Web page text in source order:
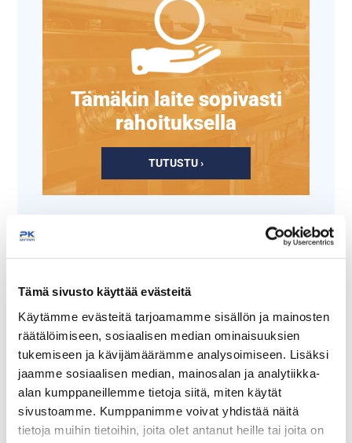
Tämä sivusto käyttää evästeitä
Käytämme evästeitä tarjoamamme sisällön ja mainosten
räätälöimiseen, sosiaalisen median ominaisuuksien
tukemiseen ja kävijämäärämme analysoimiseen. Lisäksi
jaamme sosiaalisen median, mainosalan ja analytiikka-
alan kumppaneillemme tietoja siitä, miten käytät
sivustoamme. Kumppanimme voivat yhdistää näitä
tietoja muihin tietoihin, joita olet antanut heille tai joita on
Tämäkin laite sopivasti
rahoituksella
TUTUSTU ›
Tarjotin kitkapinnalla 36
cm
Baaritiskin lasinpidin